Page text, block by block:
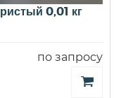
0,01 кг
по запросу